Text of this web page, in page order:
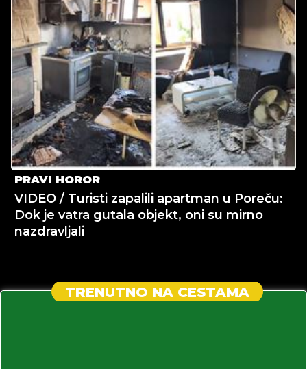
PRAVI HOROR
VIDEO / Turisti zapalili apartman u Poreču:
Dok je vatra gutala objekt, oni su mirno
nazdravljali
TRENUTNO NA CESTAMA